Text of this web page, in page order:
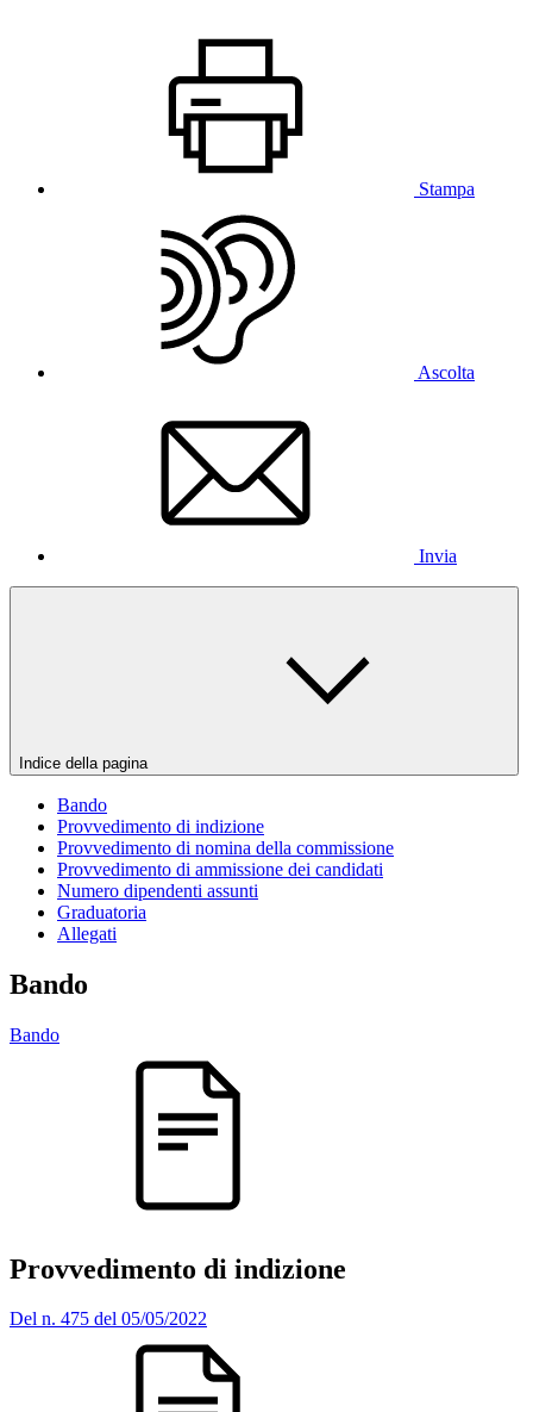
Stampa
Ascolta
Invia
Indice della pagina
Bando
Provvedimento di indizione
Provvedimento di nomina della commissione
Provvedimento di ammissione dei candidati
Numero dipendenti assunti
Graduatoria
Allegati
Bando
Bando
Provvedimento di indizione
Del n. 475 del 05/05/2022